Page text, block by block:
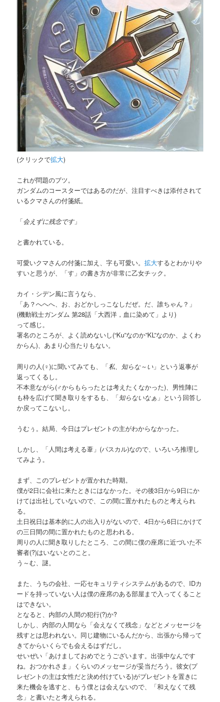
(クリックで拡大)
これが問題のブツ。
ガンダムのコースターではあるのだが、注目すべきは添付されて
いるクマさんの付箋紙。
「会えずに残念です」
と書かれている。
可愛いクマさんの付箋に加え、字も可愛い。拡大するとわかりや
すいと思うが、「す」の書き方が非常に乙女チック。
カイ・シデン風に言うなら、
「あ？へへへ、お、おどかしっこなしだぜ。だ、誰ちゃん？」
(機動戦士ガンダム 第28話「大西洋，血に染めて」より)
って感じ。
署名のところが、よく読めないし(“Ku”なのか”KL”なのか、よくわ
からん)、あまり心当たりもない。
周りの人(♀)に聞いてみても、「私、知らな～い 」という返事が
返ってくるし。
不本意ながら(♂からもらったとは考えたくなかった)、男性陣に
も枠を広げて聞き取りをするも、「知らないなぁ 」という回答し
か戻ってこないし。
うむぅ。結局、今日はプレゼントの主がわからなかった。
しかし、「人間は考える葦」(パスカル)なので、いろいろ推理し
てみよう。
まず、このプレゼントが置かれた時期。
僕が2日に会社に来たときにはなかった。その後3日から9日にか
けては出社していないので、この間に置かれたものと考えられ
る。
土日祝日は基本的に人の出入りがないので、4日から6日にかけて
の三日間の間に置かれたものと思われる。
周りの人に聞き取りしたところ、この間に僕の座席に近づいた不
審者(?)はいないとのこと。
う～む、謎。
また、うちの会社、一応セキュリティシステムがあるので、IDカ
ードを持っていない人は僕の座席のある部屋まで入ってくること
はできない。
となると、内部の人間の犯行(?)か?
しかし、内部の人間なら「会えなくて残念」などとメッセージを
残すとは思われない。同じ建物にいるんだから、出張から帰って
きてからいくらでも会えるはずだし。
せいぜい「あけましておめでとうございます。出張中なんです
ね。おつかれさま」くらいのメッセージが妥当だろう。彼女(プ
レゼントの主は女性だと決め付けている)がプレゼントを置きに
来た機会を逃すと、もう僕とは会えないので、「和えなくて残
念」と書いたと考えられる。